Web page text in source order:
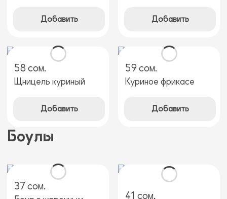
Добавить Добавить
58 сом.
Щницель куриный
Добавить
59 сом.
Куриное фрикасе
Добавить
Боулы
37 сом.
41 сом.